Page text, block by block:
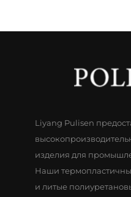
Liyang Pulisen
изделия для
Наши
и литые